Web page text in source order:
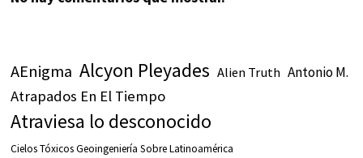
AEnigma Alcyon Pleyades Alien Truth Antonio M.
Atrapados En El Tiempo
Atraviesa lo desconocido
Cielos Tóxicos Geoingeniería Sobre Latinoamérica